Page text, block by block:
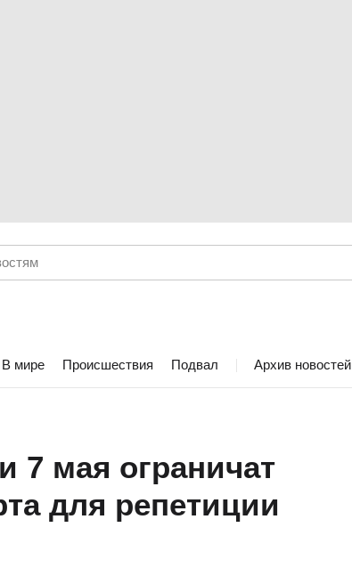
В мире Происшествия Подвал Архив новостей
7 мая ограничат
для репетиции